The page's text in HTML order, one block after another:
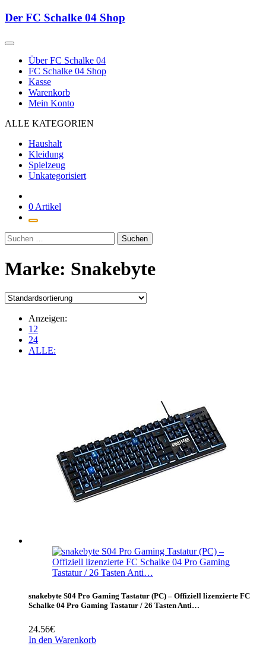
Zum
Der FC Schalke 04 Shop
Über FC Schalke 04
FC Schalke 04 Shop
Kasse
Warenkorb
Mein Konto
ALLE KATEGORIEN
Haushalt
Kleidung
Spielzeug
Unkategorisiert
0 Artikel
Suchen
nach:
Marke: ‎Snakebyte
Anzeigen:
12
24
ALLE:
snakebyte S04 Pro Gaming Tastatur (PC) – Offiziell lizenzierte FC
Schalke 04 Pro Gaming Tastatur / 26 Tasten Anti…
24.56€
In den Warenkorb